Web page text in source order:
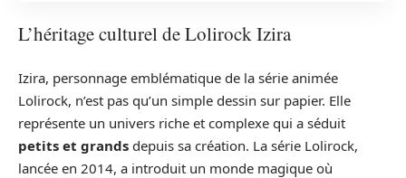
L’héritage culturel de Lolirock Izira
Izira, personnage emblématique de la série animée
Lolirock, n’est pas qu’un simple dessin sur papier. Elle
représente un univers riche et complexe qui a séduit
petits et grands depuis sa création. La série Lolirock,
lancée en 2014, a introduit un monde magique où